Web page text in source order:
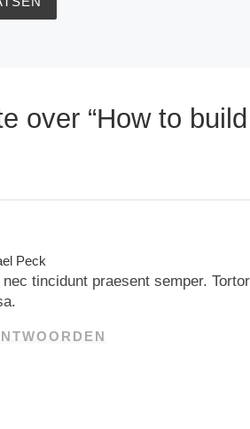
over “How to
Peck
nec tincidunt praesent semper.